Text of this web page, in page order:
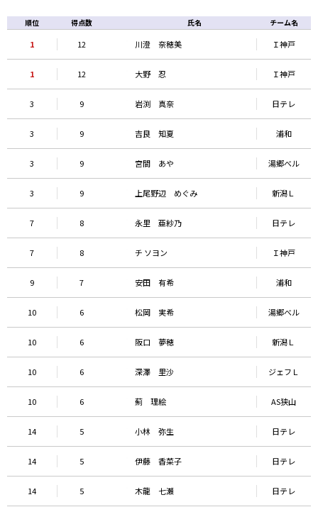
順位 得点数 氏名 チーム名
1 12 川澄 奈穂美 Ｉ神戸
1 12 大野 忍 Ｉ神戸
3 9 岩渕 真奈 日テレ
3 9 吉良 知夏 浦和
3 9 宮間 あや 湯郷べル
3 9 上尾野辺 めぐみ 新潟Ｌ
7 8 永里 亜紗乃 日テレ
7 8 チ ソヨン Ｉ神戸
9 7 安田 有希 浦和
10 6 松岡 実希 湯郷べル
10 6 阪口 夢穂 新潟Ｌ
10 6 深澤 里沙 ジェフＬ
10 6 薊 理絵 AS狭山
14 5 小林 弥生 日テレ
14 5 伊藤 香菜子 日テレ
14 5 木龍 七瀬 日テレ